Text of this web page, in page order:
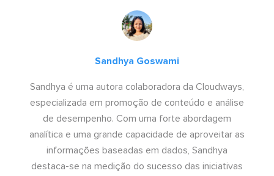
Sandhya Goswami
Sandhya é uma autora colaboradora da Cloudways,
especializada em promoção de conteúdo e análise
de desempenho. Com uma forte abordagem
analítica e uma grande capacidade de aproveitar as
informações baseadas em dados, Sandhya
destaca-se na medição do sucesso das iniciativas